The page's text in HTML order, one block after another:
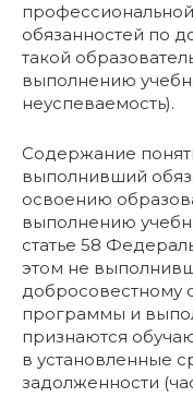
обязанностей по
такой
выполнению
неуспеваемость).
Содержание
выполнивший
освоению
выполнению
статье 58
этом не
добросовестному
программы и
признаются
в установленные
задолженности